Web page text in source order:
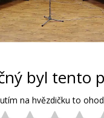
byl tento
na hvězdičku to